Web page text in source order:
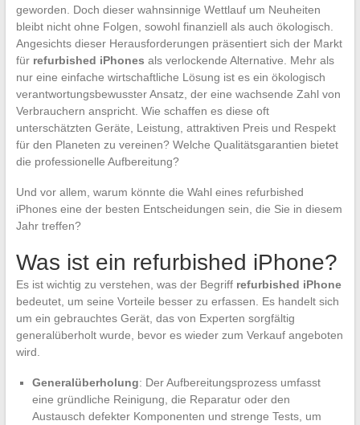
geworden. Doch dieser wahnsinnige Wettlauf um Neuheiten
bleibt nicht ohne Folgen, sowohl finanziell als auch ökologisch.
Angesichts dieser Herausforderungen präsentiert sich der Markt
für refurbished iPhones als verlockende Alternative. Mehr als
nur eine einfache wirtschaftliche Lösung ist es ein ökologisch
verantwortungsbewusster Ansatz, der eine wachsende Zahl von
Verbrauchern anspricht. Wie schaffen es diese oft
unterschätzten Geräte, Leistung, attraktiven Preis und Respekt
für den Planeten zu vereinen? Welche Qualitätsgarantien bietet
die professionelle Aufbereitung?
Und vor allem, warum könnte die Wahl eines refurbished
iPhones eine der besten Entscheidungen sein, die Sie in diesem
Jahr treffen?
Was ist ein refurbished iPhone?
Es ist wichtig zu verstehen, was der Begriff refurbished iPhone
bedeutet, um seine Vorteile besser zu erfassen. Es handelt sich
um ein gebrauchtes Gerät, das von Experten sorgfältig
generalüberholt wurde, bevor es wieder zum Verkauf angeboten
wird.
Generalüberholung: Der Aufbereitungsprozess umfasst
eine gründliche Reinigung, die Reparatur oder den
Austausch defekter Komponenten und strenge Tests, um